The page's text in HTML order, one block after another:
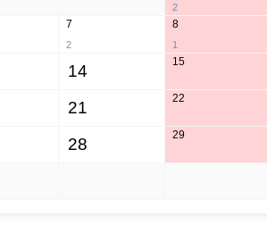
2
7
2
8
1
14 15
21 22
28 29